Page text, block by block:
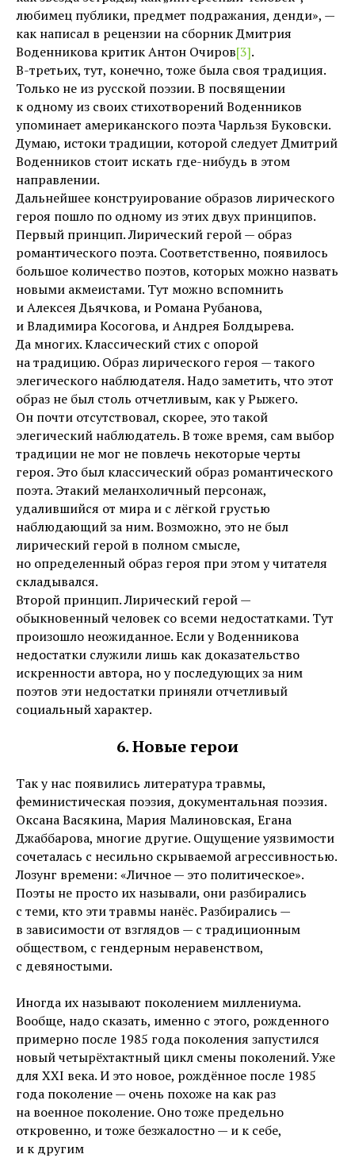
любимец публики, предмет подражания, денди», —
как написал в рецензии на сборник Дмитрия
Воденникова критик Антон Очиров[3].
В-третьих, тут, конечно, тоже была своя традиция.
Только не из русской поэзии. В посвящении
к одному из своих стихотворений Воденников
упоминает американского поэта Чарльзя Буковски.
Думаю, истоки традиции, которой следует Дмитрий
Воденников стоит искать где-нибудь в этом
направлении.
Дальнейшее конструирование образов лирического
героя пошло по одному из этих двух принципов.
Первый принцип. Лирический герой — образ
романтического поэта. Соответственно, появилось
большое количество поэтов, которых можно назвать
новыми акмеистами. Тут можно вспомнить
и Алексея Дьячкова, и Романа Рубанова,
и Владимира Косогова, и Андрея Болдырева.
Да многих. Классический стих с опорой
на традицию. Образ лирического героя — такого
элегического наблюдателя. Надо заметить, что этот
образ не был столь отчетливым, как у Рыжего.
Он почти отсутствовал, скорее, это такой
элегический наблюдатель. В тоже время, сам выбор
традиции не мог не повлечь некоторые черты
героя. Это был классический образ романтического
поэта. Этакий меланхоличный персонаж,
удалившийся от мира и с лёгкой грустью
наблюдающий за ним. Возможно, это не был
лирический герой в полном смысле,
но определенный образ героя при этом у читателя
складывался.
Второй принцип. Лирический герой —
обыкновенный человек со всеми недостатками. Тут
произошло неожиданное. Если у Воденникова
недостатки служили лишь как доказательство
искренности автора, но у последующих за ним
поэтов эти недостатки приняли отчетливый
социальный характер.
6. Новые герои
Так у нас появились литература травмы,
феминистическая поэзия, документальная поэзия.
Оксана Васякина, Мария Малиновская, Егана
Джаббарова, многие другие. Ощущение уязвимости
сочеталась с несильно скрываемой агрессивностью.
Лозунг времени: «Личное — это политическое».
Поэты не просто их называли, они разбирались
с теми, кто эти травмы нанёс. Разбирались —
в зависимости от взглядов — с традиционным
обществом, с гендерным неравенством,
с девяностыми.
Иногда их называют поколением миллениума.
Вообще, надо сказать, именно с этого, рожденного
примерно после 1985 года поколения запустился
новый четырёхтактный цикл смены поколений. Уже
для XXI века. И это новое, рождённое после 1985
года поколение — очень похоже на как раз
на военное поколение. Оно тоже предельно
откровенно, и тоже безжалостно — и к себе,
и к другим